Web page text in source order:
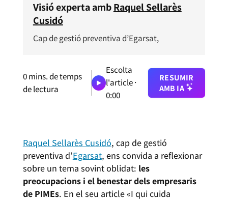
Visió experta ambRaquel Sellarès
Cusidó
Cap de gestió preventiva d’Egarsat,
0mins. de temps
de lectura
Escolta
l'article ·
0:00
RESUMIR
AMB IA
Raquel Sellarès Cusidó, cap de gestió
preventiva d’Egarsat, ens convida a reflexionar
sobre un tema sovint oblidat: les
preocupacions i el benestar dels empresaris
de PIMEs. En el seu article «I qui cuida